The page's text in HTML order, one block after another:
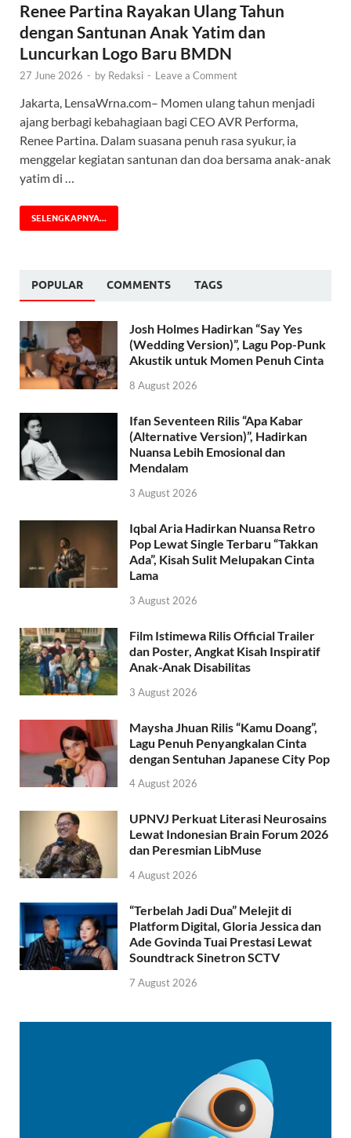
Renee Partina Rayakan Ulang Tahun
dengan Santunan Anak Yatim dan
Luncurkan Logo Baru BMDN
27 June 2026 - by Redaksi - Leave a Comment
Jakarta, LensaWrna.com– Momen ulang tahun menjadi
ajang berbagi kebahagiaan bagi CEO AVR Performa,
Renee Partina. Dalam suasana penuh rasa syukur, ia
menggelar kegiatan santunan dan doa bersama anak-anak
yatim di …
SELENGKAPNYA...
POPULAR COMMENTS TAGS
Josh Holmes Hadirkan “Say Yes
(Wedding Version)”, Lagu Pop-Punk
Akustik untuk Momen Penuh Cinta
8 August 2026
Ifan Seventeen Rilis “Apa Kabar
(Alternative Version)”, Hadirkan
Nuansa Lebih Emosional dan
Mendalam
3 August 2026
Iqbal Aria Hadirkan Nuansa Retro
Pop Lewat Single Terbaru “Takkan
Ada”, Kisah Sulit Melupakan Cinta
Lama
3 August 2026
Film Istimewa Rilis Official Trailer
dan Poster, Angkat Kisah Inspiratif
Anak-Anak Disabilitas
3 August 2026
Maysha Jhuan Rilis “Kamu Doang”,
Lagu Penuh Penyangkalan Cinta
dengan Sentuhan Japanese City Pop
4 August 2026
UPNVJ Perkuat Literasi Neurosains
Lewat Indonesian Brain Forum 2026
dan Peresmian LibMuse
4 August 2026
“Terbelah Jadi Dua” Melejit di
Platform Digital, Gloria Jessica dan
Ade Govinda Tuai Prestasi Lewat
Soundtrack Sinetron SCTV
7 August 2026